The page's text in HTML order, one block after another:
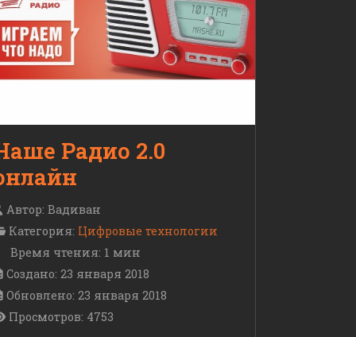
Радио 2.0
Автор: Вадиван
Категория: Цифровые технологии
Время чтения: 1 мин
Создано: 23 января 2018
Обновлено: 23 января 2018
Просмотров: 4753